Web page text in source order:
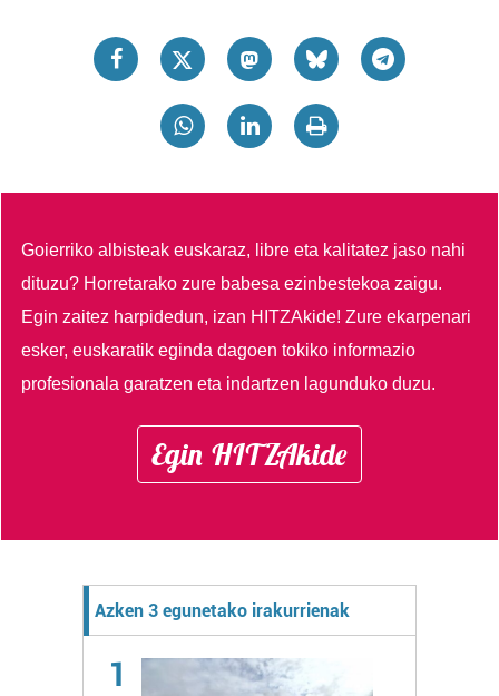
Goierriko albisteak euskaraz, libre eta kalitatez jaso nahi
dituzu? Horretarako zure babesa ezinbestekoa zaigu.
Egin zaitez harpidedun, izan HITZAkide!Zure ekarpenari
esker, euskaratik eginda dagoen tokiko informazio
profesionala garatzen eta indartzen lagunduko duzu.
Egin HITZAkide
Azken 3 egunetako irakurrienak
1